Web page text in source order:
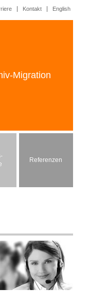
Kontakt English
Migration
Referenzen